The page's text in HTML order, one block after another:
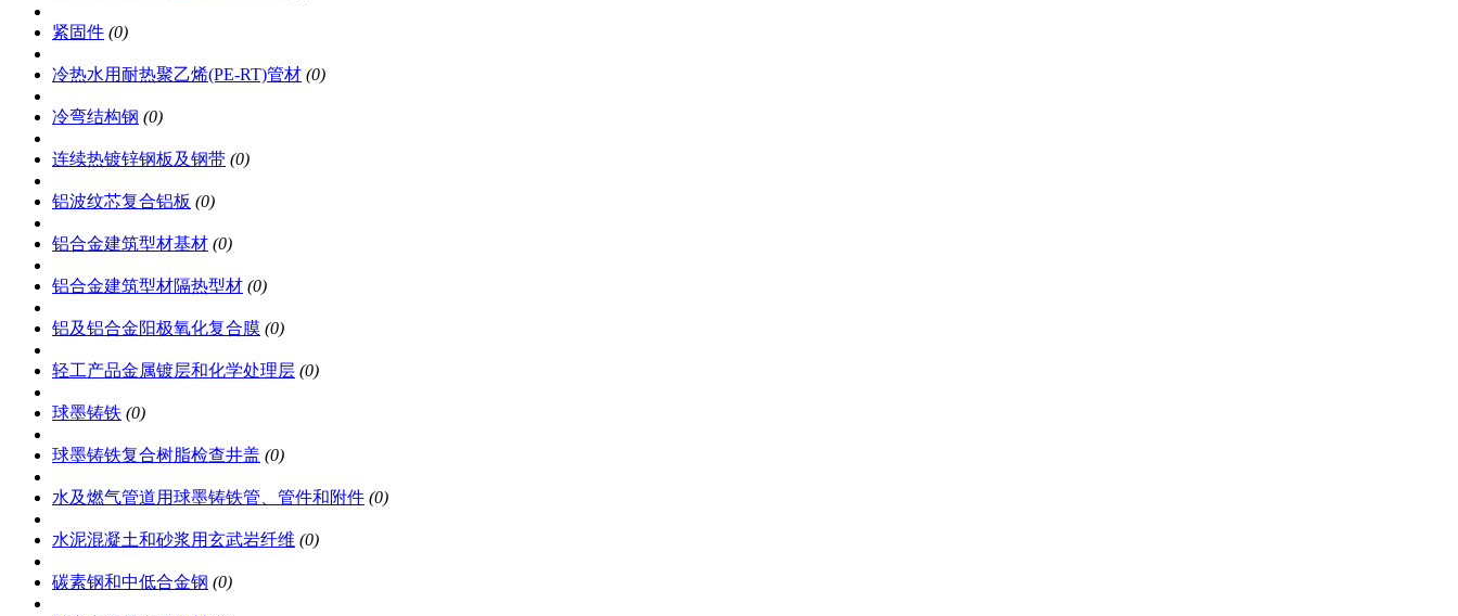
紧固件 (0)
冷热水用耐热聚乙烯(PE-RT)管材 (0)
冷弯结构钢 (0)
连续热镀锌钢板及钢带 (0)
铝波纹芯复合铝板 (0)
铝合金建筑型材基材 (0)
铝合金建筑型材隔热型材 (0)
铝及铝合金阳极氧化复合膜 (0)
轻工产品金属镀层和化学处理层 (0)
球墨铸铁 (0)
球墨铸铁复合树脂检查井盖 (0)
水及燃气管道用球墨铸铁管、管件和附件 (0)
水泥混凝土和砂浆用玄武岩纤维 (0)
碳素钢和中低合金钢 (0)